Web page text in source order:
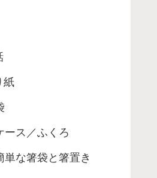
紙
ース／ふくろ
単な箸袋と箸置き